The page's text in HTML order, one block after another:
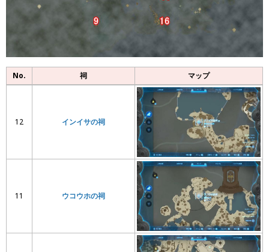
No. 祠 マップ
12 インイサの祠
11 ウコウホの祠